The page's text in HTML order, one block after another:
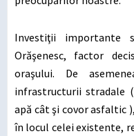
Investiţii importante
Orăşenesc, factor
oraşului. De
infrastructurii stradale
apă cât şi covor asfaltic
în locul celei existente,